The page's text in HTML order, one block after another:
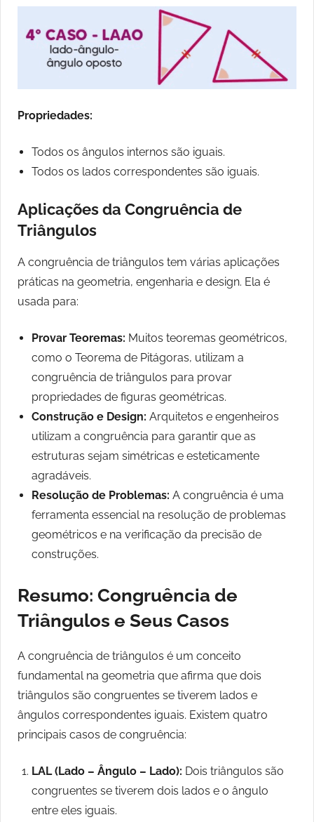
Propriedades:
Todos os ângulos internos são iguais.
Todos os lados correspondentes são iguais.
Aplicações da Congruência de
Triângulos
A congruência de triângulos tem várias aplicações
práticas na geometria, engenharia e design. Ela é
usada para:
Provar Teoremas: Muitos teoremas geométricos,
como o Teorema de Pitágoras, utilizam a
congruência de triângulos para provar
propriedades de figuras geométricas.
Construção e Design: Arquitetos e engenheiros
utilizam a congruência para garantir que as
estruturas sejam simétricas e esteticamente
agradáveis.
Resolução de Problemas: A congruência é uma
ferramenta essencial na resolução de problemas
geométricos e na verificação da precisão de
construções.
Resumo: Congruência de
Triângulos e Seus Casos
A congruência de triângulos é um conceito
fundamental na geometria que afirma que dois
triângulos são congruentes se tiverem lados e
ângulos correspondentes iguais. Existem quatro
principais casos de congruência:
LAL (Lado – Ângulo – Lado): Dois triângulos são
congruentes se tiverem dois lados e o ângulo
entre eles iguais.